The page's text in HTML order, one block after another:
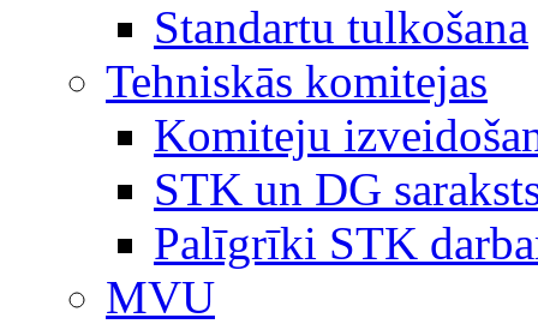
Standartu tulkošana
Tehniskās komitejas
Komiteju
STK un DG
Palīgrīki STK
MVU